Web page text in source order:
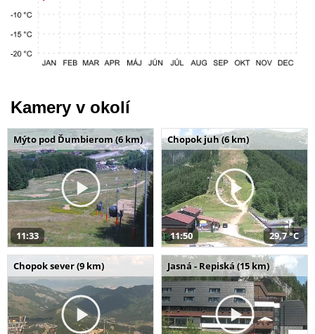
Kamery v okolí
Mýto pod Ďumbierom (6 km)
11:33
Chopok juh (6 km)
11:50 29,7 °C
Chopok sever (9 km) Jasná - Repiská (15 km)